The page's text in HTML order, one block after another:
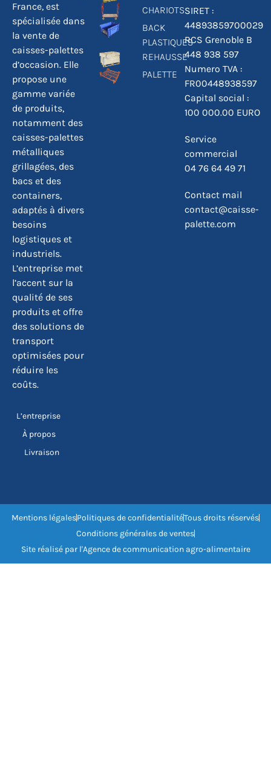
France, est
spécialisée dans
la vente de
caisses-palettes
d’occasion. Elle
propose une
gamme variée
de produits,
notamment des
caisses-palettes
métalliques
grillagées, des
bacs et des
containers,
adaptés à divers
besoins
logistiques et
industriels.
L’entreprise met
l’accent sur la
qualité de ses
produits et offre
des solutions de
transport
optimisées pour
réduire les
coûts.
L’entreprise
À propos
Livraison
CHARIOTS
BACK
PLASTIQUES
REHAUSSE
PALETTE
SIRET :
44893859700029
RCS Grenoble B
448 938 597
Numero TVA :
FR00448938597
Capital social :
100 000.00 EURO
Service
commercial
04 76 64 49 71
Contact mail
contact@caisse-
palette.com
Mentions légalesPolitiques de confidentialitéTous droits réservés
Conditions générales de ventes
Site réalisé par l'Agence de communication agro-alimentaire